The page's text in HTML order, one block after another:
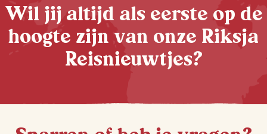
Wil jij altijd als eerste op de
hoogte zijn van onze Riksja
Reisnieuwtjes?